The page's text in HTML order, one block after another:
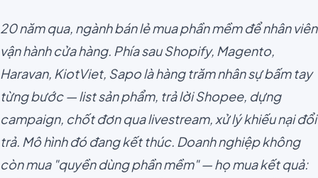
20 năm qua, ngành bán lẻ mua phần mềm để nhân viên
vận hành cửa hàng. Phía sau Shopify, Magento,
Haravan, KiotViet, Sapo là hàng trăm nhân sự bấm tay
từng bước — list sản phẩm, trả lời Shopee, dựng
campaign, chốt đơn qua livestream, xử lý khiếu nại đổi
trả. Mô hình đó đang kết thúc. Doanh nghiệp không
còn mua "quyền dùng phần mềm" — họ mua kết quả: